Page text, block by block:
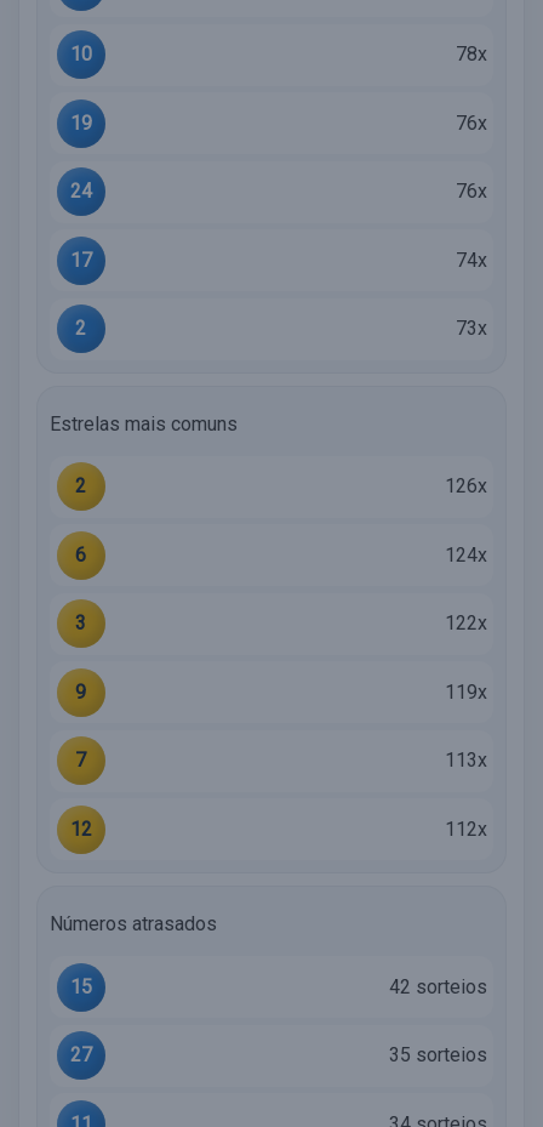
10 78x
19 76x
24 76x
17 74x
2 73x
Estrelas mais comuns
2 126x
6 124x
3 122x
9 119x
7 113x
12 112x
Números atrasados
15 42 sorteios
27 35 sorteios